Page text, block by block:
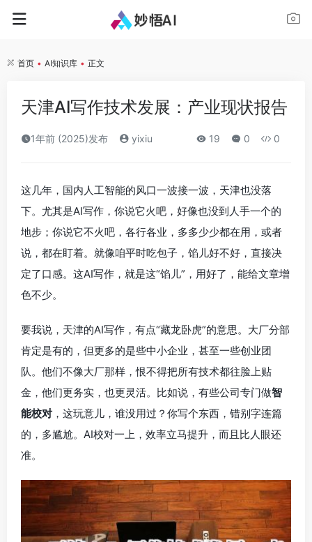
首页 • AI知识库 • 正文
天津AI写作技术发展：产业现状报告
1年前 (2025)发布 yixiu 19 0 0
这几年，国内人工智能的风口一波接一波，天津也没落
下。尤其是AI写作，你说它火吧，好像也没到人手一个的
地步；你说它不火吧，各行各业，多多少少都在用，或者
说，都在盯着。就像咱平时吃包子，馅儿好不好，直接决
定了口感。这AI写作，就是这“馅儿”，用好了，能给文章增
色不少。
要我说，天津的AI写作，有点“藏龙卧虎”的意思。大厂分部
肯定是有的，但更多的是些中小企业，甚至一些创业团
队。他们不像大厂那样，恨不得把所有技术都往脸上贴
金，他们更务实，也更灵活。比如说，有些公司专门做智
能校对 ，这玩意儿，谁没用过？你写个东西，错别字连篇
的，多尴尬。AI校对一上，效率立马提升，而且比人眼还
准。